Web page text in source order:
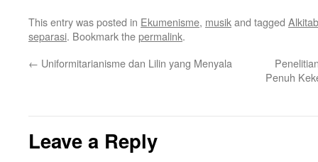
This entry was posted in Ekumenisme, musikand tagged Alkitab
separasi. Bookmark thepermalink.
← Uniformitarianisme dan Lilin yang Menyala
Penuh
Leave a Reply